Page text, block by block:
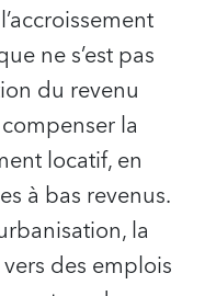
ne s’est pas
du revenu
la
locatif, en
à bas revenus.
la
des emplois